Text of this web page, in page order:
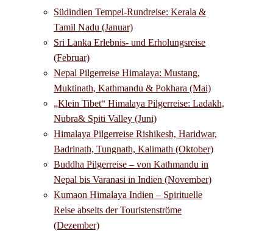
Südindien Tempel-Rundreise: Kerala &
Tamil Nadu (Januar)
Sri Lanka Erlebnis- und Erholungsreise
(Februar)
Nepal Pilgerreise Himalaya: Mustang,
Muktinath, Kathmandu & Pokhara (Mai)
„Klein Tibet“ Himalaya Pilgerreise: Ladakh,
Nubra& Spiti Valley (Juni)
Himalaya Pilgerreise Rishikesh, Haridwar,
Badrinath, Tungnath, Kalimath (Oktober)
Buddha Pilgerreise – von Kathmandu in
Nepal bis Varanasi in Indien (November)
Kumaon Himalaya Indien – Spirituelle
Reise abseits der Touristenströme
(Dezember)